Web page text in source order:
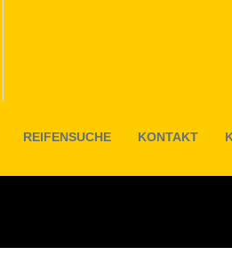
REIFENSUCHE KONTAKT